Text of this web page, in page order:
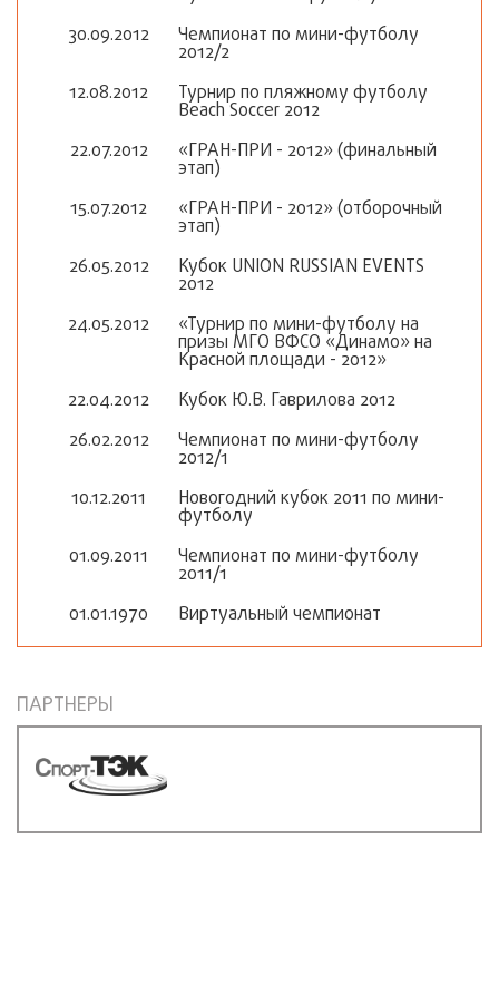
30.09.2012
Чемпионат по мини-футболу
2012/2
12.08.2012
Турнир по пляжному футболу
Beach Soccer 2012
22.07.2012
«ГРАН-ПРИ - 2012» (финальный
этап)
15.07.2012
«ГРАН-ПРИ - 2012» (отборочный
этап)
26.05.2012
Кубок UNION RUSSIAN EVENTS
2012
24.05.2012
«Турнир по мини-футболу на
призы МГО ВФСО «Динамо» на
Красной площади - 2012»
22.04.2012
Кубок Ю.В. Гаврилова 2012
26.02.2012
Чемпионат по мини-футболу
2012/1
10.12.2011
Новогодний кубок 2011 по мини-
футболу
01.09.2011
Чемпионат по мини-футболу
2011/1
01.01.1970
Виртуальный чемпионат
ПАРТНЕРЫ